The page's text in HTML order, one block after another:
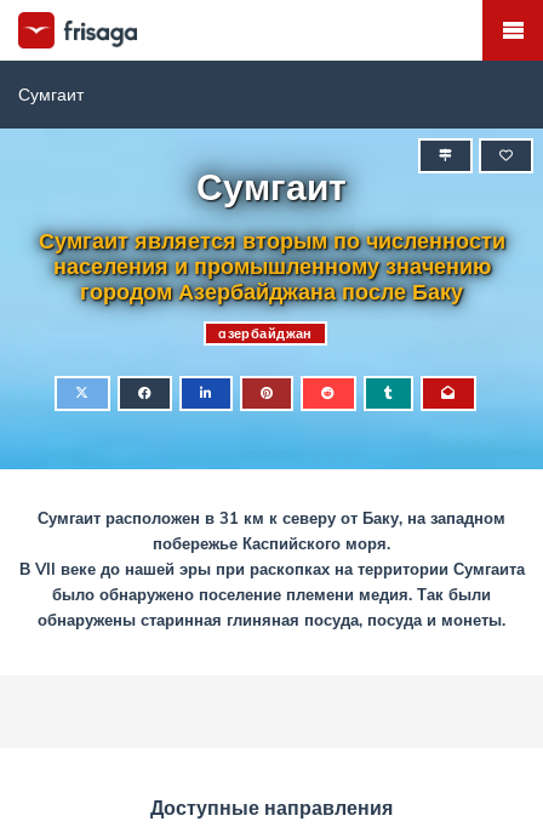
Сумгаит
Сумгаит
Сумгаит является вторым по численности
населения и промышленному значению
городом Азербайджана после Баку
aзербайджан
Сумгаит расположен в 31 км к северу от Баку, на западном
побережье Каспийского моря.
В VII веке до нашей эры при раскопках на территории Сумгаита
было обнаружено поселение племени медия. Так были
обнаружены старинная глиняная посуда, посуда и монеты.
Доступные направления